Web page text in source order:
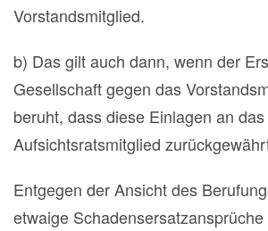
Vorstandsmitglied.
b) Das gilt auch dann, wenn der
Gesellschaft gegen das
beruht, dass diese Einlagen an das
Aufsichtsratsmitglied
Entgegen der Ansicht des
etwaige